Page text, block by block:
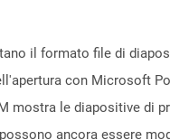
il formato file di
con Microsoft
mostra le diapositive di
ancora essere